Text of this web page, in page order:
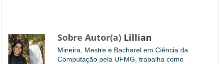
Sobre Autor(a) Lillian
Mineira, Mestre e Bacharel em Ciência da
Computação pela UFMG, trabalha como